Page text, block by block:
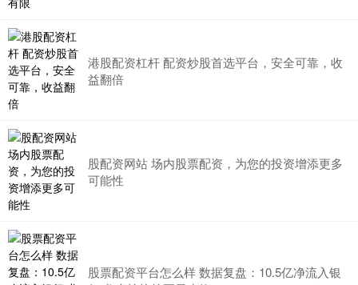
港股配资杠杆 配资炒股首选平台，安全可靠，收
益翻倍
股配资网站 场内股票配资，为您的投资增添更多
可能性
股票配资平台怎么样 数据复盘：10.5亿净流入银